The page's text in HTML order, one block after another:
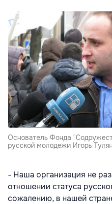
Основатель Фонда
русской молодежи Игорь
- Наша организация не
отношении статуса
сожалению, в нашей